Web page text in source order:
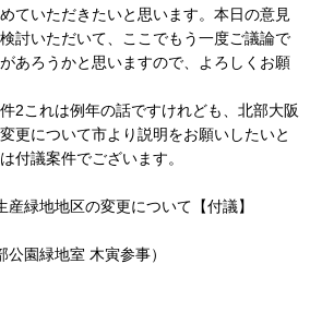
ていただきたいと思います。本日の意見
討いただいて、ここでもう一度ご議論で
あろうかと思いますので、よろしくお願
2これは例年の話ですけれども、北部大阪
更について市より説明をお願いしたいと
付議案件でございます。
緑地地区の変更について【付議】
園緑地室 木寅参事）